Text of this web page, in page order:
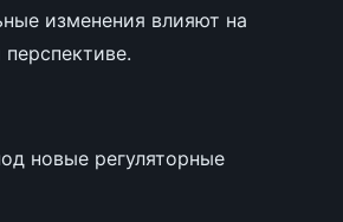
изменения влияют на
новые регуляторные